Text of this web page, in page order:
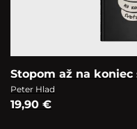
Stopom až na koniec
Peter Hlad
19,90 €